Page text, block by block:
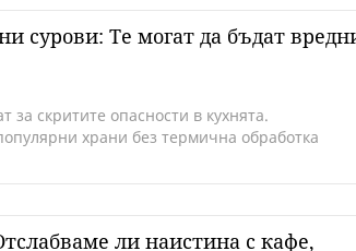
сурови: Tе могат да бъдат
за скритите опасности в кухнята.
храни без термична обработка
ли наистина с кафе,